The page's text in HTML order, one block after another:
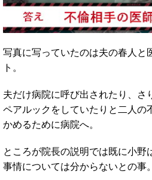
写真に写っていたのは夫の春人と
ト。
夫だけ病院に呼び出されたり、さ
ペアルックをしていたりと二人の
かめるために病院へ。
ところが院長の説明では既に小野
事情については分からないとの事。